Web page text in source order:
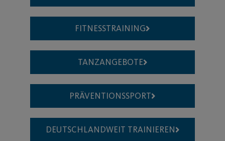
FITNESSTRAINING
TANZANGEBOTE
PRÄVENTIONSSPORT
DEUTSCHLANDWEIT TRAINIEREN